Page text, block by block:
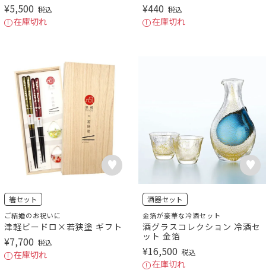
¥5,500 税込
在庫切れ
¥440 税込
在庫切れ
箸セット
ご結婚のお祝いに
津軽ビードロ×若狭塗 ギフト
¥7,700 税込
在庫切れ
酒器セット
金箔が豪華な冷酒セット
酒グラスコレクション 冷酒セ
ット 金箔
¥16,500 税込
在庫切れ